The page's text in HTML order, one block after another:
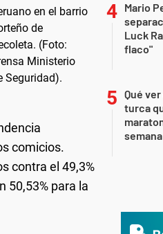
comicios.
contra el 49,3%
50,53% para la
Mario
Luck
flaco"
Qué
turca
semana